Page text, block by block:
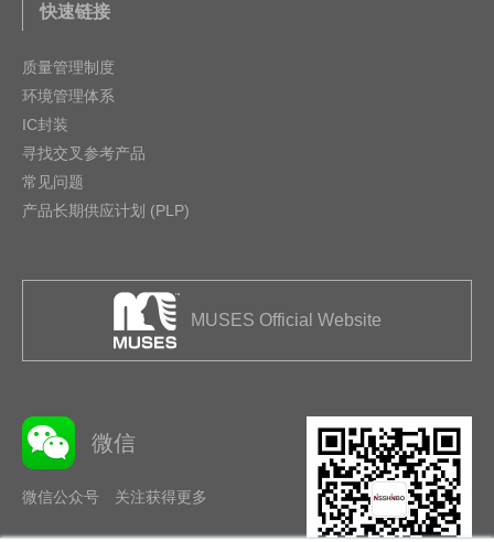
快速链接
质量管理制度
环境管理体系
IC封装
寻找交叉参考产品
常见问题
产品长期供应计划 (PLP)
MUSES Official Website
微信
微信公众号 关注获得更多